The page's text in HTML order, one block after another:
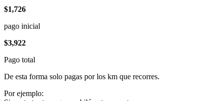
$1,726
pago inicial
$3,922
Pago total
De esta forma solo pagas por los km que recorres.
Por ejemplo: